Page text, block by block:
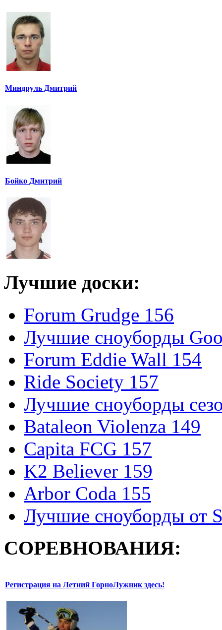
Миндруль Дмитрий
Бойко Дмитрий
Лучшие доски:
Forum Grudge 156
Лучшие сноуборды
Forum Eddie Wall 154
Ride Society 157
Лучшие сноуборды
Bataleon Violenza 149
Capita FCG 157
K2 Believer 159
Arbor Coda 155
Лучшие сноуборды от
СОРЕВНОВАНИЯ:
Регистрация на Летний ГорноЛужник здесь!